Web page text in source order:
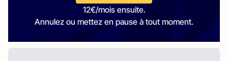
12€/mois ensuite.
Annulez ou mettez en pause à tout moment.